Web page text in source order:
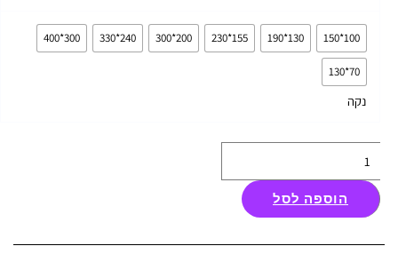
100*150
130*190
155*230
200*300
240*330
300*400
70*130
נקה
שטיח
קרלוצ'י
Borelli
ירוק
הוספה לסל